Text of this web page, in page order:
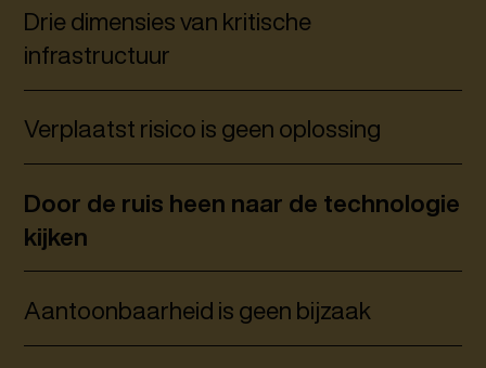
Drie dimensies van kritische
infrastructuur
Verplaatst risico is geen oplossing
Door de ruis heen naar de technologie
kijken
Aantoonbaarheid is geen bijzaak